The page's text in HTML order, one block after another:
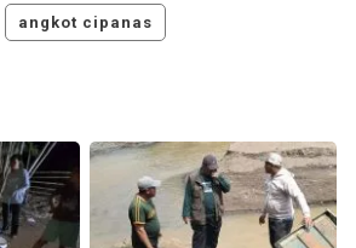
angkot cipanas